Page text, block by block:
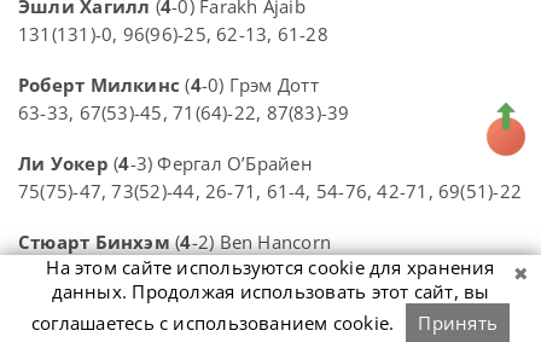
Эшли Хагилл (4-0) Farakh Ajaib
131(131)-0, 96(96)-25, 62-13, 61-28
Роберт Милкинс (4-0) Грэм Дотт
63-33, 67(53)-45, 71(64)-22, 87(83)-39
Ли Уокер (4-3) Фергал О’Брайен
75(75)-47, 73(52)-44, 26-71, 61-4, 54-76, 42-71, 69(51)-22
Стюарт Бинхэм(4-2) Ben Hancorn
37-71, 37-73(53), 106(73)-0, 93(89)-7, 62-30, 72-14
Ли Хан(4-3) Luo Honghao
На этом сайте используются cookie для хранения
данных. Продолжая использовать этот сайт, вы
соглашаетесь с использованием cookie.
Принять